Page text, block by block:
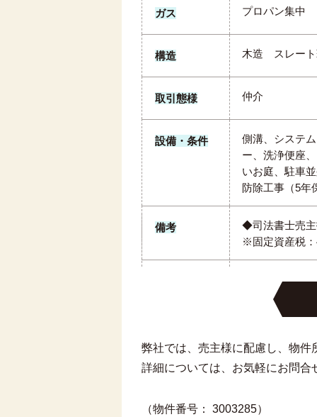
ガス プロパン集中
構造 木造 スレー
取引態様 仲介
設備・条件
側溝、システ
ー、洗浄便座
いお庭、駐車
防除工事（5年
備考
◆司法書士売
※固定資産税：
弊社では、売主様に配慮し、物
詳細については、お気軽にお問合
（物件番号： 3003285）